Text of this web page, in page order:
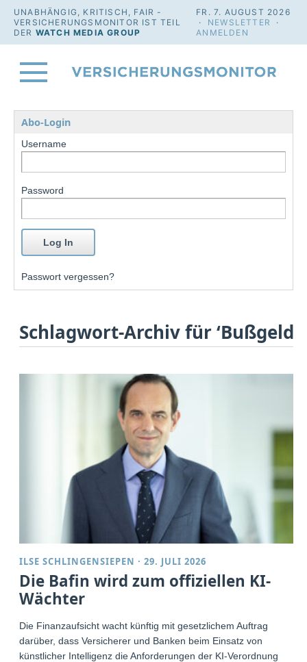
UNABHÄNGIG, KRITISCH, FAIR -
VERSICHERUNGSMONITOR IST TEIL
DER WATCH MEDIA GROUP
FR. 7. AUGUST 2026
· NEWSLETTER
·
ANMELDEN
Abo-Login
Username
Password
Passwort vergessen?
Schlagwort-Archiv für ‘Bußgeld’
ILSE SCHLINGENSIEPEN ·29. JULI 2026
Die Bafin wird zum offiziellen KI-
Wächter
Die Finanzaufsicht wacht künftig mit gesetzlichem Auftrag
darüber, dass Versicherer und Banken beim Einsatz von
künstlicher Intelligenz die Anforderungen der KI-Verordnung